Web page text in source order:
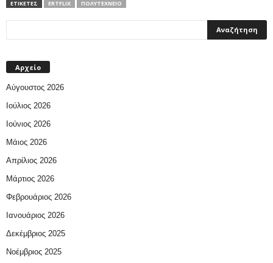
ΕΤΙΚΕΤΕΣ ΕRTFLIX ΠΟΛΥΤΕΧΝΕΊΟ
Αρχείο
Αύγουστος 2026
Ιούλιος 2026
Ιούνιος 2026
Μάιος 2026
Απρίλιος 2026
Μάρτιος 2026
Φεβρουάριος 2026
Ιανουάριος 2026
Δεκέμβριος 2025
Νοέμβριος 2025